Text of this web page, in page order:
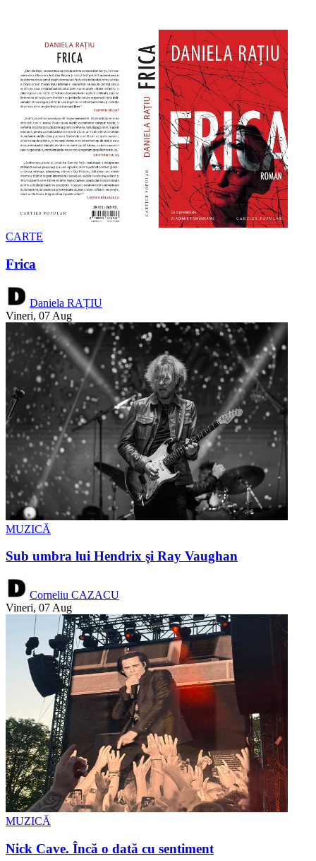
CARTE
Frica
Daniela RAȚIU
Vineri, 07 Aug
MUZICĂ
Sub umbra lui Hendrix şi Ray Vaughan
Corneliu CAZACU
Vineri, 07 Aug
MUZICĂ
Nick Cave. Încă o dată cu sentiment